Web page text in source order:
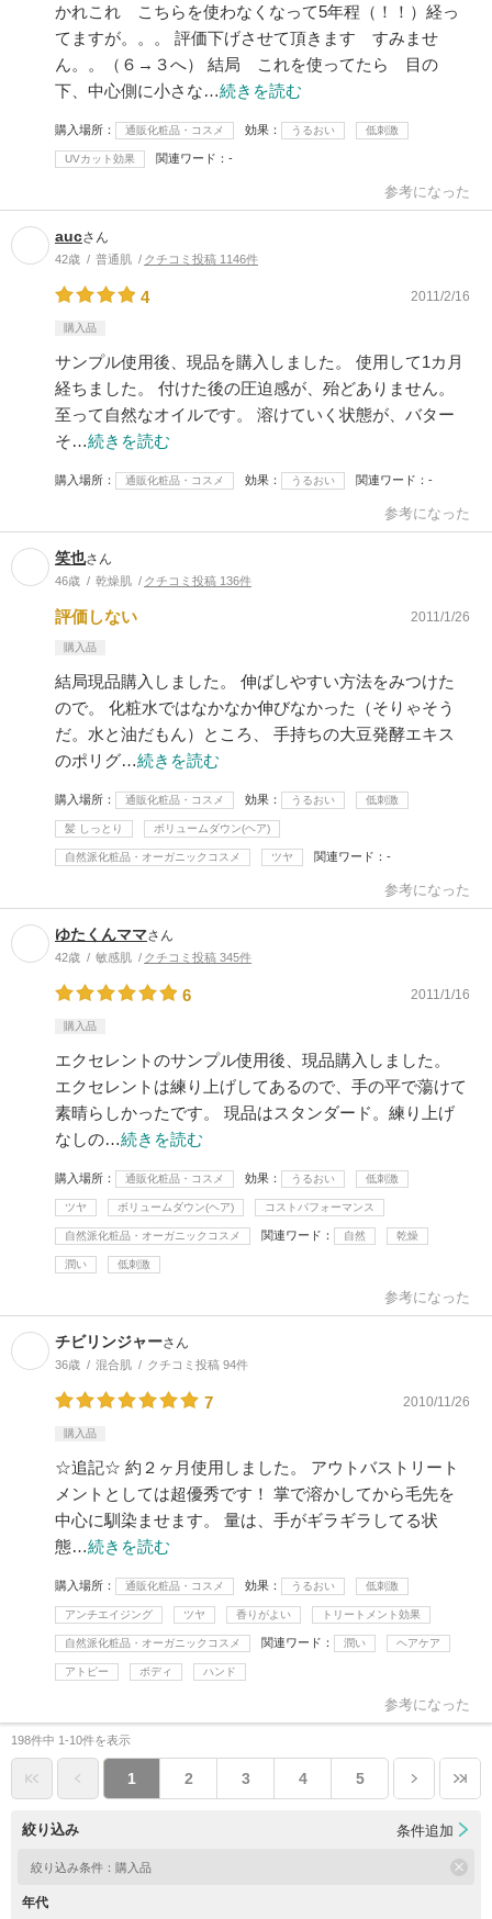
かれこれ こちらを使わなくなって5年程（！！）経っ
てますが。。。 評価下げさせて頂きます すみませ
ん。。（６→３へ） 結局 これを使ってたら 目の
下、中心側に小さな…続きを読む
購入場所 通販化粧品・コスメ 効果 うるおい 低刺激
UVカット効果 関連ワード -
参考になった
aucさん
42歳 普通肌 クチコミ投稿 1146件
4 2011/2/16
購入品
サンプル使用後、現品を購入しました。 使用して1カ月
経ちました。 付けた後の圧迫感が、殆どありません。
至って自然なオイルです。 溶けていく状態が、バター
そ…続きを読む
購入場所 通販化粧品・コスメ 効果 うるおい 関連ワード -
参考になった
笑也さん
46歳 乾燥肌 クチコミ投稿 136件
評価しない 2011/1/26
購入品
結局現品購入しました。 伸ばしやすい方法をみつけた
ので。 化粧水ではなかなか伸びなかった（そりゃそう
だ。水と油だもん）ところ、 手持ちの大豆発酵エキス
のポリグ…続きを読む
購入場所 通販化粧品・コスメ 効果 うるおい 低刺激
髪 しっとり ボリュームダウン(ヘア)
自然派化粧品・オーガニックコスメ ツヤ 関連ワード -
参考になった
ゆたくんママさん
42歳 敏感肌 クチコミ投稿 345件
6 2011/1/16
購入品
エクセレントのサンプル使用後、現品購入しました。
エクセレントは練り上げしてあるので、手の平で蕩けて
素晴らしかったです。 現品はスタンダード。練り上げ
なしの…続きを読む
購入場所 通販化粧品・コスメ 効果 うるおい 低刺激
ツヤ ボリュームダウン(ヘア) コストパフォーマンス
自然派化粧品・オーガニックコスメ 関連ワード 自然 乾燥
潤い 低刺激
参考になった
チビリンジャーさん
36歳 混合肌 クチコミ投稿 94件
7 2010/11/26
購入品
☆追記☆ 約２ヶ月使用しました。 アウトバストリート
メントとしては超優秀です！ 掌で溶かしてから毛先を
中心に馴染ませます。 量は、手がギラギラしてる状
態…続きを読む
購入場所 通販化粧品・コスメ 効果 うるおい 低刺激
アンチエイジング ツヤ 香りがよい トリートメント効果
自然派化粧品・オーガニックコスメ 関連ワード 潤い ヘアケア
アトピー ボディ ハンド
参考になった
198件中 1-10件を表示
1 2 3 4 5
絞り込み 条件追加
絞り込み条件： 購入品
年代